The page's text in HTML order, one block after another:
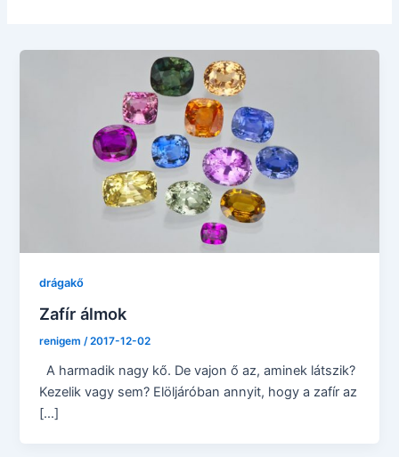
drágakő
Zafír álmok
renigem/2017-12-02
A harmadik nagy kő. De vajon ő az, aminek látszik?
Kezelik vagy sem? Elöljáróban annyit, hogy a zafír az
[…]